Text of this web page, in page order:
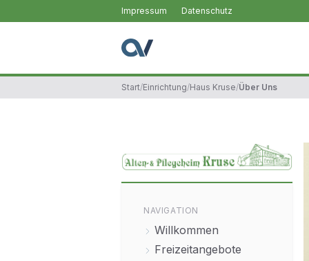
Impressum Datenschutz
Start/Einrichtung/Haus Kruse/Über Uns
NAVIGATION
Willkommen
Freizeitangebote